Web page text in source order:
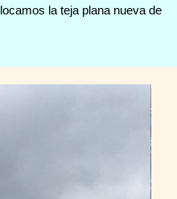
la teja plana nueva de